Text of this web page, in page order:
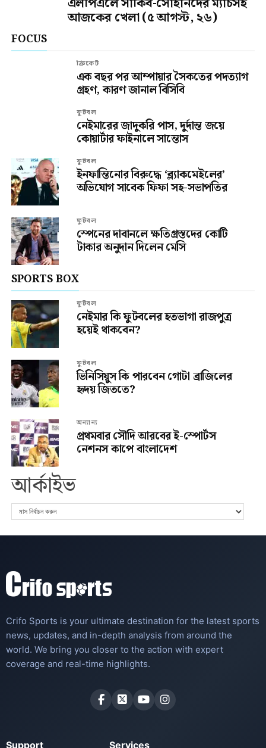
আজকের খেলা (৫ আগস্ট, ২৬)
FOCUS
ক্রিকেট
এক বছর পর আম্পায়ার সৈকতের পদত্যাগ
গ্রহণ, কারণ জানাল বিসিবি
ফুটবল
নেইমারের জাদুকরি পাস, দুর্দান্ত জয়ে
কোয়ার্টার ফাইনালে সান্তোস
ফুটবল
ইনফান্তিনোর বিরুদ্ধে ‘ব্ল্যাকমেইলের’
অভিযোগ সাবেক ফিফা সহ-সভাপতির
ফুটবল
স্পেনের দাবানলে ক্ষতিগ্রস্তদের কোটি
টাকার অনুদান দিলেন মেসি
SPORTS BOX
ফুটবল
নেইমার কি ফুটবলের হতভাগা রাজপুত্র
হয়েই থাকবেন?
ফুটবল
ভিনিসিয়ুস কি পারবেন গোটা ব্রাজিলের
হৃদয় জিততে?
অন্যান্য
প্রথমবার সৌদি আরবের ই-স্পোর্টস
নেশনস কাপে বাংলাদেশ
আর্কাইভ
Crifo Sports is your ultimate destination for the latest sports
news, updates, and in-depth analysis from around the
world. We bring you closer to the action with expert
coverage and real-time highlights.
Support Services